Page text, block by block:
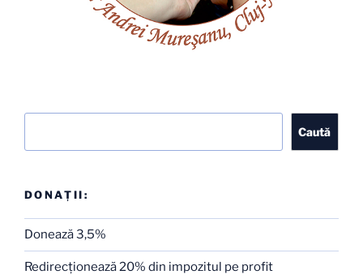
Caută
DONAȚII:
Donează 3,5%
Redirecţionează 20% din impozitul pe profit